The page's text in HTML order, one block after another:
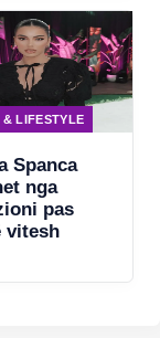
& LIFESTYLE
Spanca
nga
pas
vitesh